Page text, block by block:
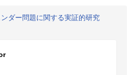
ダー問題に関する実証的研究